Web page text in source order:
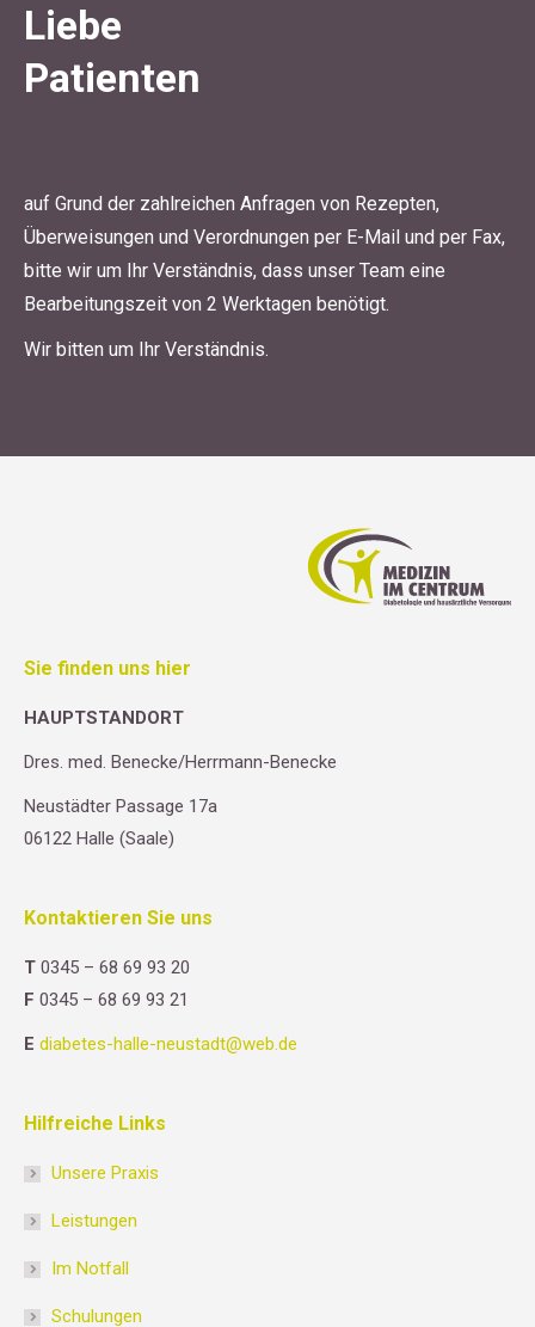
Liebe
Patienten
auf Grund der zahlreichen Anfragen von Rezepten,
Überweisungen und Verordnungen per E-Mail und per Fax,
bitte wir um Ihr Verständnis, dass unser Team eine
Bearbeitungszeit von 2 Werktagen benötigt.
Wir bitten um Ihr Verständnis.
Sie finden uns hier
HAUPTSTANDORT
Dres. med. Benecke/Herrmann-Benecke
Neustädter Passage 17a
06122 Halle (Saale)
Kontaktieren Sie uns
T 0345 – 68 69 93 20
F 0345 – 68 69 93 21
E diabetes-halle-neustadt@web.de
Hilfreiche Links
Unsere Praxis
Leistungen
Im Notfall
Schulungen